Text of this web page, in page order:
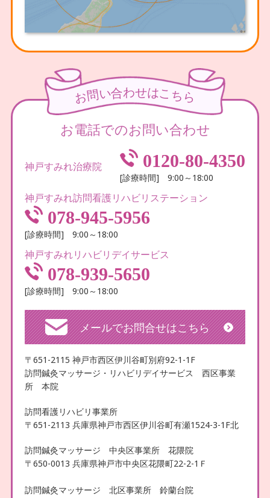
お問い合わせはこ ち ら
お電話でのお問い合わせ
神戸すみれ治療院 0120-80-4350
[診療時間] 9:00～18:00
神戸すみれ訪問看護リハビリステーション
078-945-5956
[診療時間] 9:00～18:00
神戸すみれリハビリデイサービス
078-939-5650
[診療時間] 9:00～18:00
メールでお問合せはこちら
〒651-2115 神戸市西区伊川谷町別府92-1-1F
訪問鍼灸マッサージ・リハビリデイサービス 西区事業
所 本院
訪問看護リハビリ事業所
〒651-2113 兵庫県神戸市西区伊川谷町有瀬1524-3-1F北
訪問鍼灸マッサージ 中央区事業所 花隈院
〒650-0013 兵庫県神戸市中央区花隈町22-2-1Ｆ
訪問鍼灸マッサージ 北区事業所 鈴蘭台院